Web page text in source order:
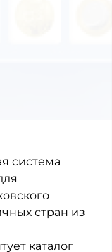
система
стран из
каталог